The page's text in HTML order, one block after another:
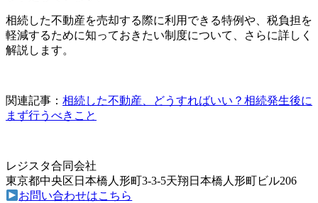
相続した不動産を売却する際に利用できる特例や、税負担を
軽減するために知っておきたい制度について、さらに詳しく
解説します。
関連記事： 相続した不動産、どうすればいい？相続発生後に
まず行うべきこと
レジスタ合同会社
東京都中央区日本橋人形町3-3-5天翔日本橋人形町ビル206
お問い合わせはこちら